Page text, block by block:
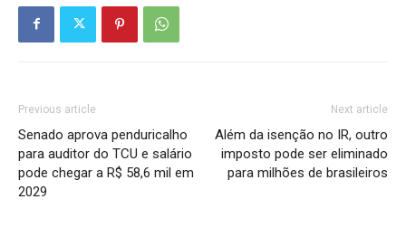
Previous article
Senado aprova penduricalho
para auditor do TCU e salário
pode chegar a R$ 58,6 mil em
2029
Next article
Além da isenção no IR, outro
imposto pode ser eliminado
para milhões de brasileiros